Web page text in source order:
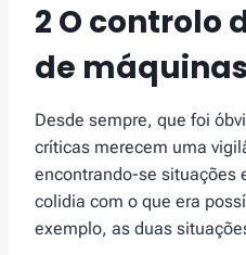
2 O controlo
de
Desde sempre, que foi
críticas merecem uma
encontrando-se situações
colidia com o que era
exemplo, as duas